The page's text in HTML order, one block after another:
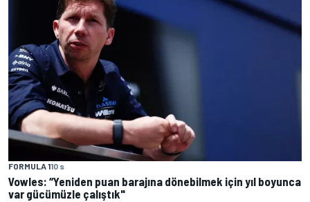
FORMULA 110 s
Vowles: “Yeniden puan barajına dönebilmek için yıl boyunca
var gücümüzle çalıştık"